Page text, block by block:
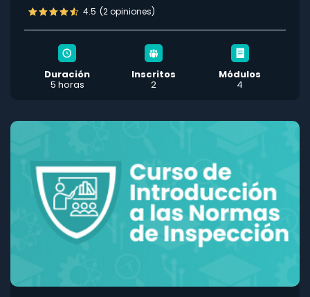
4.5 (2 opiniones)
Duración
5 horas
Inscritos
2
Módulos
4